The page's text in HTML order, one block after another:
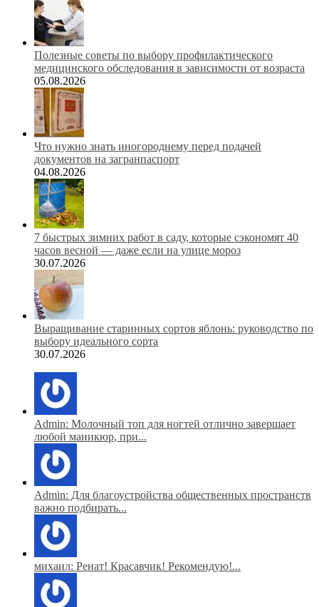
Полезные советы по выбору профилактического
медицинского обследования в зависимости от возраста
05.08.2026
Что нужно знать иногороднему перед подачей
документов на загранпаспорт
04.08.2026
7 быстрых зимних работ в саду, которые сэкономят 40
часов весной — даже если на улице мороз
30.07.2026
Выращивание старинных сортов яблонь: руководство по
выбору идеального сорта
30.07.2026
Admin: Молочный топ для ногтей отлично завершает
любой маникюр, при...
Admin: Для благоустройства общественных пространств
важно подбирать...
михаил: Ренат! Красавчик! Рекомендую!...